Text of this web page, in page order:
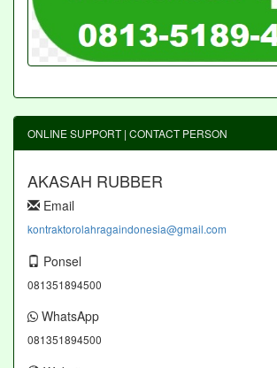
ONLINE SUPPORT | CONTACT PERSON
AKASAH RUBBER
Email
kontraktorolahragaindonesia@gmail.com
Ponsel
081351894500
WhatsApp
081351894500